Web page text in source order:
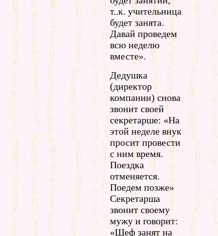
т..к. учительница
будет занята.
Давай проведем
всю неделю
вместе».
Дедушка
(директор
компании) снова
звонит своей
секретарше: «На
этой неделе внук
просит провести
с ним время.
Поездка
отменяется.
Поедем позже»
Секретарша
звонит своему
мужу и говорит:
«Шеф занят на